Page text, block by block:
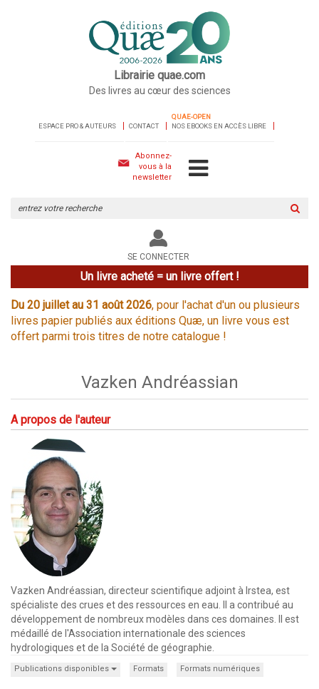
Librairie quae.com
Des livres au cœur des sciences
ESPACE PRO & AUTEURS CONTACT
QUAE-OPEN
NOS EBOOKS EN ACCÈS LIBRE
Abonnez-
vous à la
newsletter
le
site
SE CONNECTER
Un livre acheté = un livre offert !
Du 20 juillet au 31 août 2026, pour l'achat d'un ou plusieurs
livres papier publiés aux éditions Quæ, un livre vous est
offert parmi trois titres de notre catalogue !
Vazken Andréassian
A propos de l'auteur
Vazken Andréassian, directeur scientifique adjoint à Irstea, est
spécialiste des crues et des ressources en eau. Il a contribué au
développement de nombreux modèles dans ces domaines. Il est
médaillé de l'Association internationale des sciences
hydrologiques et de la Société de géographie.
Publications disponibles Formats Formats numériques